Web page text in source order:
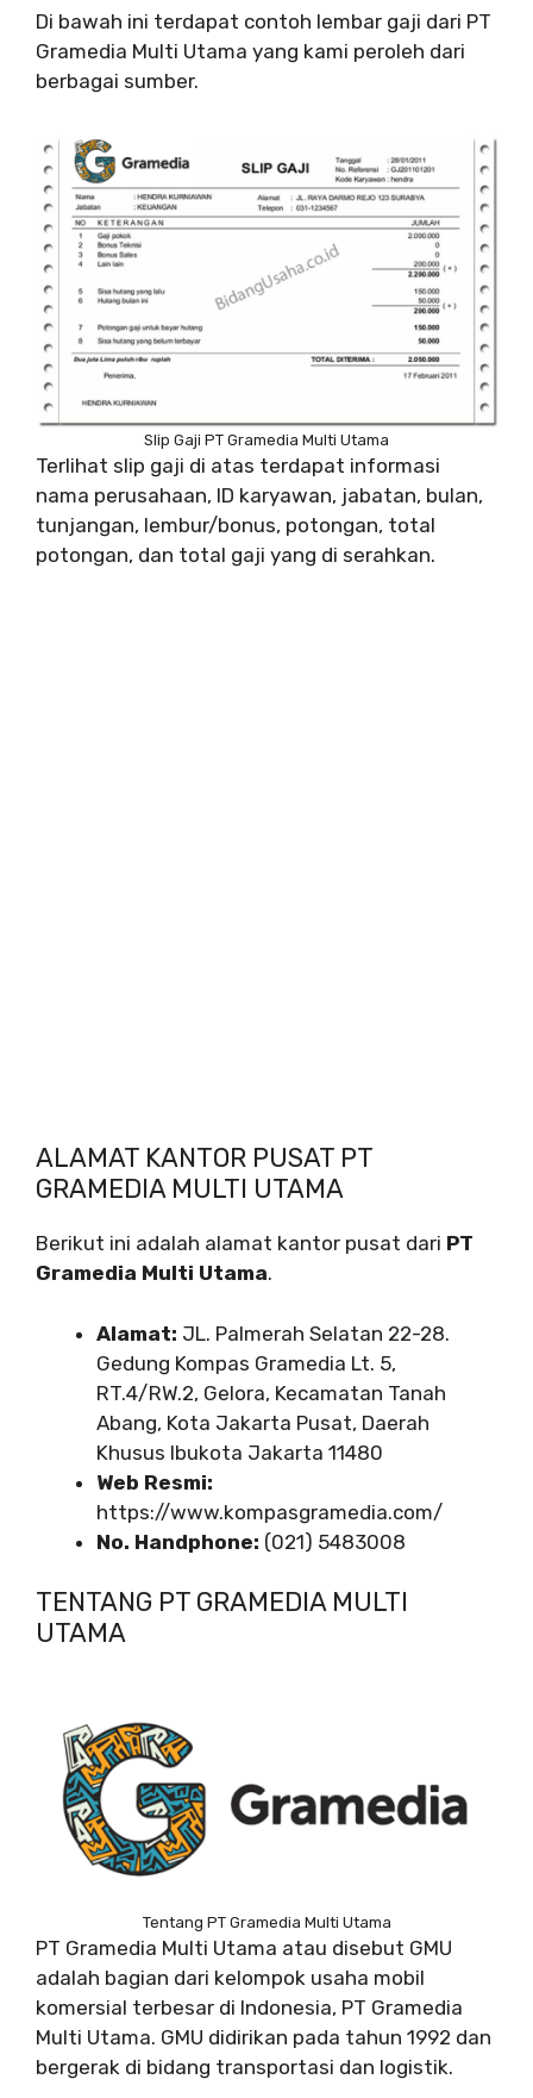
Di bawah ini terdapat contoh lembar gaji dari PT
Gramedia Multi Utama yang kami peroleh dari
berbagai sumber.
Slip Gaji PT Gramedia Multi Utama
Terlihat slip gaji di atas terdapat informasi
nama perusahaan, ID karyawan, jabatan, bulan,
tunjangan, lembur/bonus, potongan, total
potongan, dan total gaji yang di serahkan.
ALAMAT KANTOR PUSAT PT
GRAMEDIA MULTI UTAMA
Berikut ini adalah alamat kantor pusat dari PT
Gramedia Multi Utama.
Alamat: JL. Palmerah Selatan 22-28.
Gedung Kompas Gramedia Lt. 5,
RT.4/RW.2, Gelora, Kecamatan Tanah
Abang, Kota Jakarta Pusat, Daerah
Khusus Ibukota Jakarta 11480
Web Resmi:
https://www.kompasgramedia.com/
No. Handphone: (021) 5483008
TENTANG PT GRAMEDIA MULTI
UTAMA
Tentang PT Gramedia Multi Utama
PT Gramedia Multi Utama atau disebut GMU
adalah bagian dari kelompok usaha mobil
komersial terbesar di Indonesia, PT Gramedia
Multi Utama. GMU didirikan pada tahun 1992 dan
bergerak di bidang transportasi dan logistik.